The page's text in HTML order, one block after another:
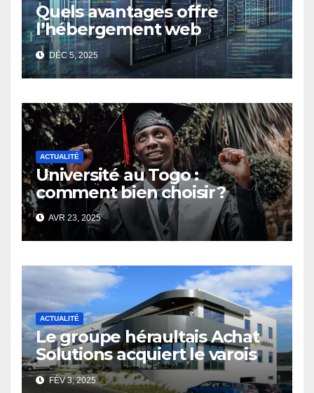
Quels avantages offre
l’hébergement web
moderne pour les
entreprises ?
DÉC 5, 2025
ACTUALITÉ
Université au Togo :
comment bien choisir ?
AVR 23, 2025
ACTUALITÉ
Le groupe héraultais Achat
Solutions acquiert le varois
Spock Gestion
FÉV 3, 2025